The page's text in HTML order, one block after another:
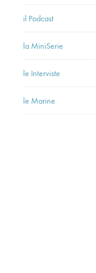
il Podcast
la MiniSerie
le Interviste
le Marine